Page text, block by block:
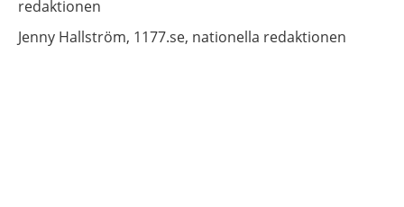
redaktionen
Jenny Hallström, 1177.se, nationella redaktionen